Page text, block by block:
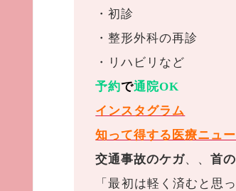
・初診
・整形外科の再診
・リハビリなど
予約で通院OK
インスタグラム
知って得する医療ニュ
交通事故のケガ、、首
「最初は軽く済むと思